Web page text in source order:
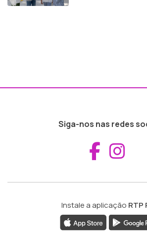
Siga-nos nas redes
Instale a aplicação RTP